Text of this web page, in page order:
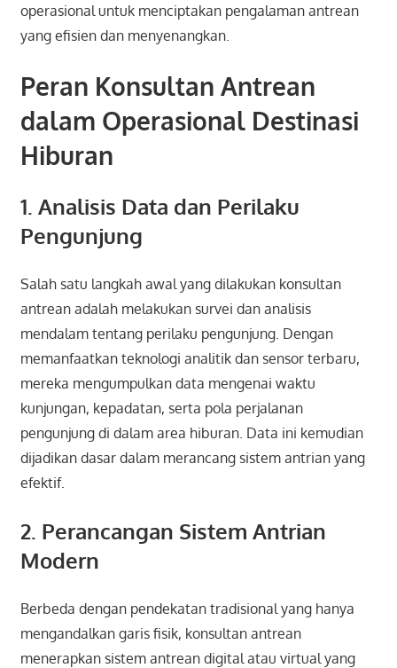
operasional untuk menciptakan pengalaman antrean
yang efisien dan menyenangkan.
Peran Konsultan Antrean
dalam Operasional Destinasi
Hiburan
1. Analisis Data dan Perilaku
Pengunjung
Salah satu langkah awal yang dilakukan konsultan
antrean adalah melakukan survei dan analisis
mendalam tentang perilaku pengunjung. Dengan
memanfaatkan teknologi analitik dan sensor terbaru,
mereka mengumpulkan data mengenai waktu
kunjungan, kepadatan, serta pola perjalanan
pengunjung di dalam area hiburan. Data ini kemudian
dijadikan dasar dalam merancang sistem antrian yang
efektif.
2. Perancangan Sistem Antrian
Modern
Berbeda dengan pendekatan tradisional yang hanya
mengandalkan garis fisik, konsultan antrean
menerapkan sistem antrean digital atau virtual yang